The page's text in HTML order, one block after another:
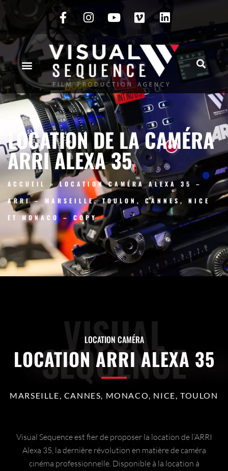
LOCATION DE LA CAMÉRA
ARRI ALEXA 35
ACCUEIL »LOCATION CAMÉRA ALEXA 35 –
ARRI – MARSEILLE, TOULON, CANNES, NICE
ET MONACO – COPY
VISUAL
SEQUENCE
LOCATION CAMÉRA
LOCATION ARRI ALEXA 35
MARSEILLE, CANNES, MONACO, NICE, TOULON
Visual Sequence est fier de proposer la location de l’ARRI
Alexa 35, la dernière révolution en matière de caméra
cinéma professionnelle. Disponible à la location à